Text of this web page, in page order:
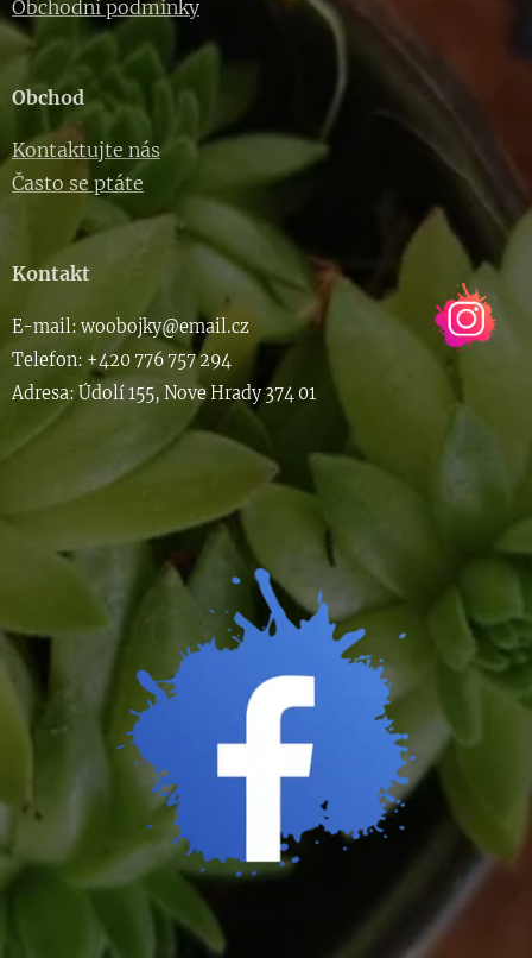
Obchodní podmínky
Obchod
Kontaktujte nás
Často se ptáte
Kontakt
E-mail: woobojky@email.cz
Telefon: +420 776 757 294
Adresa: Údolí 155, Nove Hrady 374 01